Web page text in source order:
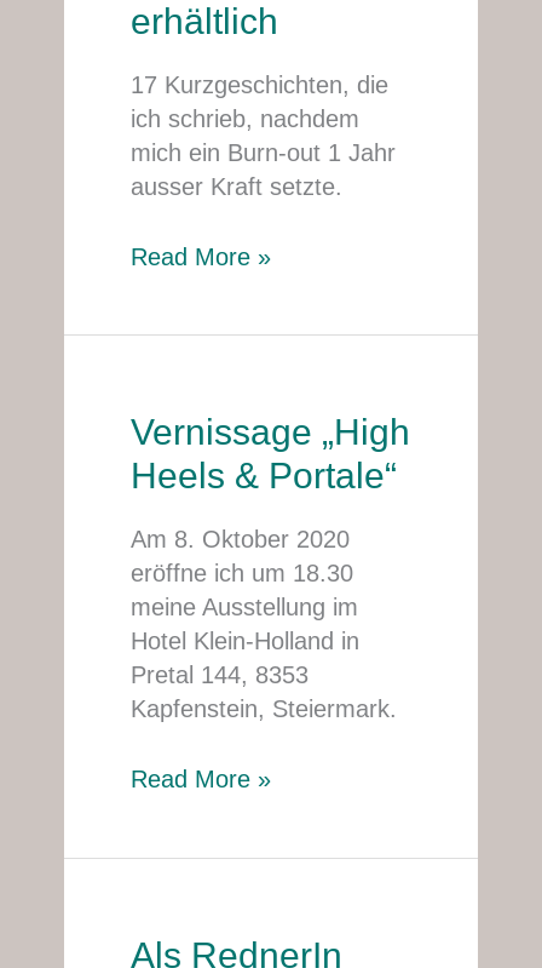
erhältlich
17 Kurzgeschichten, die
ich schrieb, nachdem
mich ein Burn-out 1 Jahr
ausser Kraft setzte.
Kurzgeschichten
über
mein
Leben
demnächst
Read More »
Vernissage „High
Heels & Portale“
Am 8. Oktober 2020
eröffne ich um 18.30
meine Ausstellung im
Hotel Klein-Holland in
Pretal 144, 8353
Kapfenstein, Steiermark.
Vernissage
„High
Heels
&
Portale“
Read More »
Als RednerIn
Als